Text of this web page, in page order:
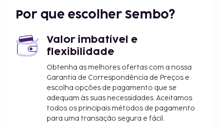
Por que escolher Sembo?
Valor imbatível e
flexibilidade
Obtenha as melhores ofertas com a nossa
Garantia de Correspondência de Preços e
escolha opções de pagamento que se
adequam às suas necessidades. Aceitamos
todos os principais métodos de pagamento
para uma transação segura e fácil.